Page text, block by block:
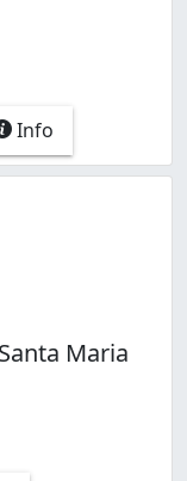
(1)
Bandeirante) (1)
Info
Maria